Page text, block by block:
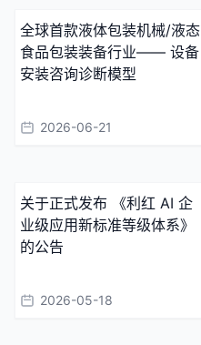
全球首款液体包装机械/液态
食品包装装备行业—— 设备
安装咨询诊断模型
2026-06-21
关于正式发布 《利红 AI 企
业级应用新标准等级体系》
的公告
2026-05-18